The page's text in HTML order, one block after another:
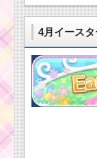
4月イース